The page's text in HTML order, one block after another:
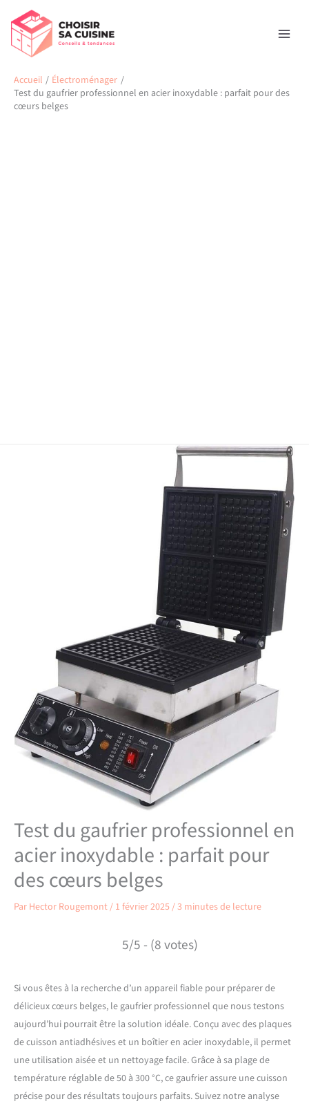
contenu
Accueil
Électroménager
Test du gaufrier professionnel en acier inoxydable : parfait pour des
cœurs belges
Test du gaufrier professionnel en
acier inoxydable : parfait pour
des cœurs belges
Par Hector Rougemont/ 1 février 2025/3 minutes de lecture
5/5 - (8 votes)
Si vous êtes à la recherche d’un appareil fiable pour préparer de
délicieux cœurs belges, le gaufrier professionnel que nous testons
aujourd’hui pourrait être la solution idéale. Conçu avec des plaques
de cuisson antiadhésives et un boîtier en acier inoxydable, il permet
une utilisation aisée et un nettoyage facile. Grâce à sa plage de
température réglable de 50 à 300 °C, ce gaufrier assure une cuisson
précise pour des résultats toujours parfaits. Suivez notre analyse
Rechercher